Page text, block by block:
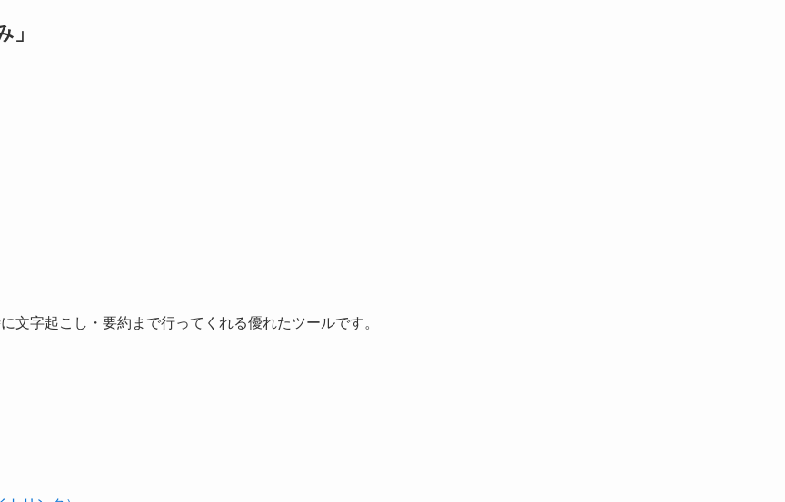
文字起こし・要約まで行ってくれる優れたツールです。